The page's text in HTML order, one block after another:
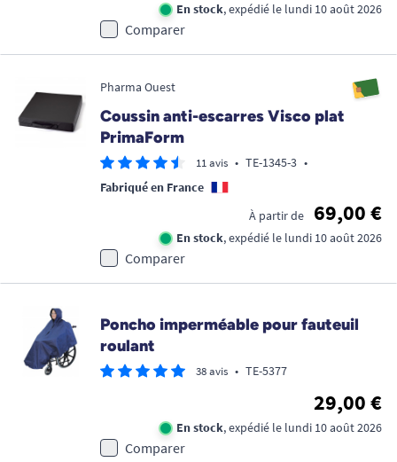
En stock, expédié le lundi 10 août 2026
Comparer
Pharma Ouest
Coussin anti-escarres Visco plat
PrimaForm
11 avis • TE-1345-3 •
Fabriqué en France
À partir de
69,00 €
En stock, expédié le lundi 10 août 2026
Comparer
Poncho imperméable pour fauteuil
roulant
38 avis • TE-5377
29,00 €
En stock, expédié le lundi 10 août 2026
Comparer